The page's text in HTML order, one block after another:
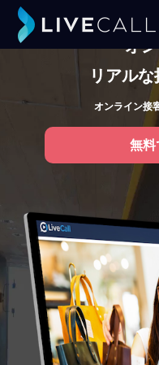
オ
リアル
オンライン接
無料